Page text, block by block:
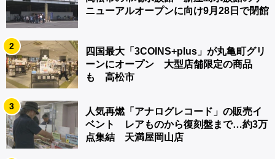
ニューアルオープンに向け9月28日で閉館
2
四国最大「3COINS+plus」が丸亀町グリ
ーンにオープン 大型店舗限定の商品
も 高松市
3
人気再燃「アナログレコード」の販売イ
ベント レアものから復刻盤まで…約3万
点集結 天満屋岡山店